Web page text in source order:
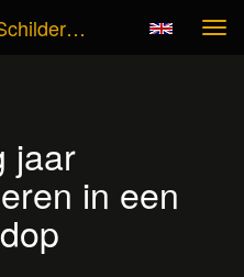
Malie Baehr - Dertig Jaar Schilderen In Een Notendop
jaar
in een